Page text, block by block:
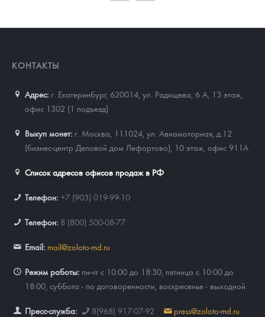
КОНТАКТЫ
Адрес: г. Екатеринбург, 620014 ул. Радищева, 6 А, 13 этаж,
офис 1302 (1 подъезд)
Выкуп монет: г. Москва, 111024, ул. Авиамоторная, д.12
(бизнес-центр Деловой дом Лефортово), 10 этаж, офис 911А
Список адресов офисов продаж в РФ
Телефон: +7 (903) 019-99-10
Телефон: 8 (800) 500-08-77
Email: mail@zoloto-md.ru
Режим работы: пн-чт с 10:00 до 18:30, пятница с 10:00 до
18:00, суббота - по договоренности, воскресенье - выходной.
Пресс-служба: 8(968) 917-07-92 press@zoloto-md.ru